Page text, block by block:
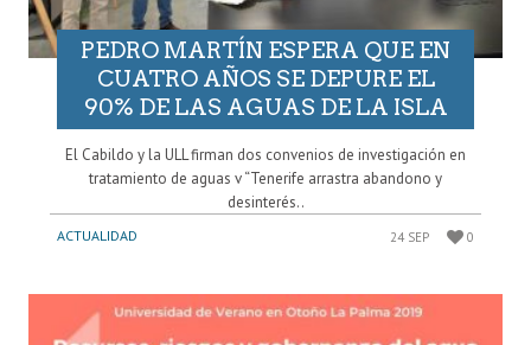
PEDRO MARTÍN ESPERA QUE EN
CUATRO AÑOS SE DEPURE EL
90% DE LAS AGUAS DE LA ISLA
El Cabildo y la ULL firman dos convenios de investigación en
tratamiento de aguas v “Tenerife arrastra abandono y
desinterés..
ACTUALIDAD 24 SEP 0